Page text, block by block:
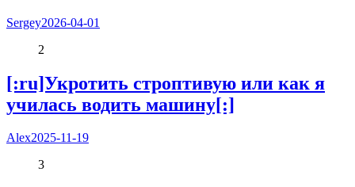
Sergey2026-04-01
2
[:ru]Укротить строптивую или как я
училась водить машину[:]
Alex2025-11-19
3